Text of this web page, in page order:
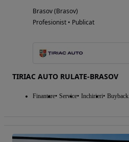
Brasov (Brasov)
Profesionist • Publicat
TIRIAC AUTO RULATE-BRASOV
Finantare Service Inchirieri Buyback